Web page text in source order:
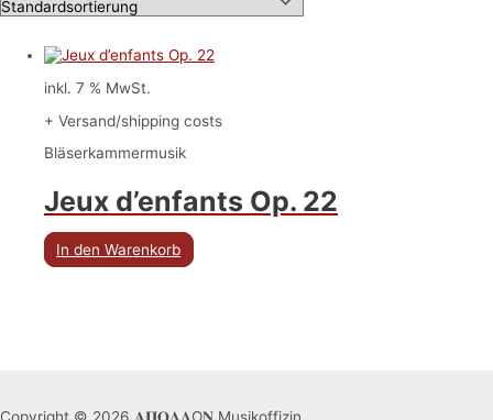
inkl. 7 % MwSt.
+ Versand/shipping costs
Bläserkammermusik
Jeux d’enfants Op. 22
In den Warenkorb
Copyright © 2026 𝚨𝚷𝚶𝚲𝚲Ω𝚴 Musikoffizin